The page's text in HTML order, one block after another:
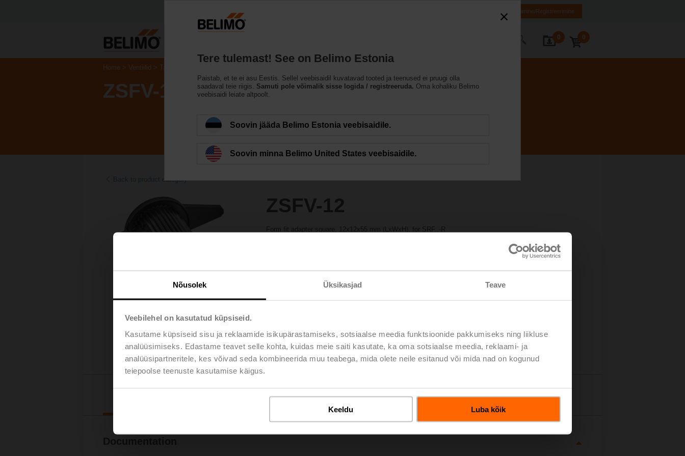
Nõusolek Üksikasjad Teave
Veebilehel on kasutatud küpsiseid.
Kasutame küpsiseid sisu ja reklaamide isikupärastamiseks, sotsiaalse meedia funktsioonide pakkumiseks ning liikluse
analüüsimiseks. Edastame teavet selle kohta, kuidas meie saiti kasutate, ka oma sotsiaalse meedia, reklaami- ja
analüüsipartneritele, kes võivad seda kombineerida muu teabega, mida olete neile esitanud või mida nad on kogunud
teiepoolse teenuste kasutamise käigus.
Keeldu Luba kõik
Sisselogimine/Registreerimine
0 0
Home Ventiilid Tarvikud
ZSFV-12
Back to product category
ZSFV-12
Form fit adapter square, 12x12x55 mm (LxWxH), for SRF..-R
Add to Cart Add to Project List
Details
Tere tulemast! See on Belimo Estonia
Paistab, et te ei asu Eestis. Sellel veebisaidil kuvatavad tooted ja teenused ei pruugi olla
saadaval teie riigis. Samuti pole võimalik sisse logida / registreeruda. Oma kohaliku Belimo
veebisaidi leiate altpoolt.
Soovin jääda Belimo Estonia veebisaidile.
Soovin minna Belimo United States veebisaidile.